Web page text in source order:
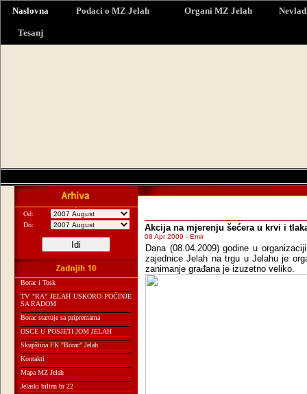
Naslovna Podaci o MZ Jelah Organi MZ Jelah
Tesanj
Od:
Do:
Borac i Tosk
TV "RA" JELAH USKORO POČINJE
SA RADOM
Borac startuje sa pripremama
OSCE U POSJETI JOM JELAH
Skupština FK "Borac" Jelah
Kontakti
Mapa MZ Jelah
Jelaski bilten br 22
Akcija na mjerenju šećera u krvi i
08 Apr 2009 - Emir
Dana (08.04.2009) godine u
zajednice Jelah na trgu u Jelahu je
zanimanje građana je izuzetno veliko.